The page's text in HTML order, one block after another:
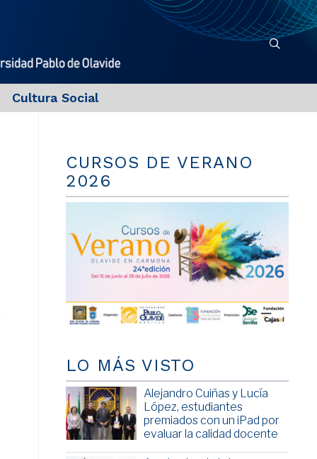
Cultura Social
CURSOS DE VERANO
2026
LO MÁS VISTO
Alejandro Cuiñas y Lucía
López, estudiantes
premiados con un iPad por
evaluar la calidad docente